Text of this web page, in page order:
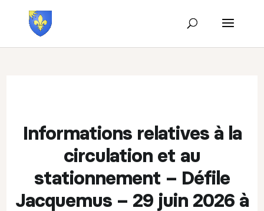
Informations relatives à la
circulation et au
stationnement – Défile
Jacquemus – 29 juin 2026 à